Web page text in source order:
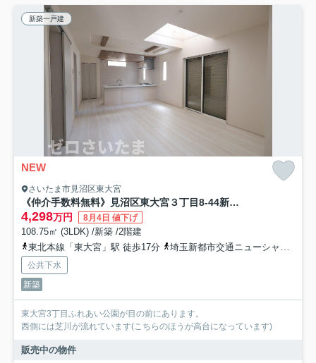
新築一戸建
NEW
さいたま市見沼区東大宮
《仲介手数料無料》見沼区東大宮３丁目8-44新築一戸建てブルーミングガーデン
4,298万円 8月4日 値下げ
108.75㎡ (3LDK) /新築 /2階建
東北本線「東大宮」駅 徒歩17分
埼玉新都市交通ニューシャトル「今羽」駅 徒歩12分
公共下水
新築
東大宮3丁目ふれあい公園が目の前にあります。
西側には芝川が流れています(こちらのほうが高台になっています)
販売中の物件